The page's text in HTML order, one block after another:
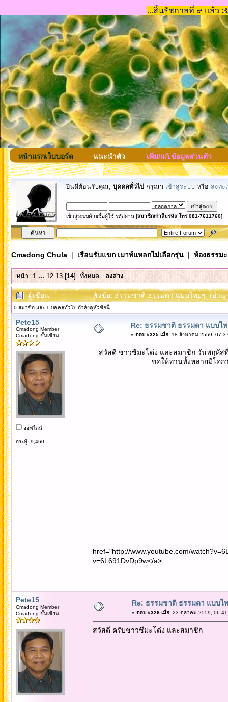
หน้าแรกเว็บบอร์ด แนะนำตัว เพิ่ม/แก้.ข้อมูลส่วนตัว
ยินดีต้อนรับคุณ, บุคคลทั่วไป กรุณา เข้าสู่ระบบ หรือ ลงทะ
เข้าสู่ระบบด้วยชื่อผู้ใช้ รหัสผ่าน [สมาชิกเก่าลืมรหัส โทร 081-7611760]
Cmadong Chula| เรือนรับแขก เมาท์แหลกไม่เลือกรุ่น| ห้องธรรม
หน้า:1 ... 12 13[14] ทั้งหมด ลงล่าง
ผู้เขียน หัวข้อ: ธรรมชาติ ธรรมดา แบบไทยๆ (อ่าน
0 สมาชิก และ 1 บุคคลทั่วไป กำลังดูหัวข้อนี้
Pete15
Cmadong Member
Cmadong ชั้นเซียน
ออฟไลน์
กระทู้: 9,460
Re: ธรรมชาติ ธรรมดา แบบไ
« ตอบ #325 เมื่อ:18 สิงหาคม 2559,
สวัสดี ชาวซีมะโด่ง และสมาชิก วันพฤหัส
ขอให้ท่านทั้งหลายมีโอกาส ได้ศึ
href="http://www.youtube.com/
v=6L691DvDp9w</a>
Pete15
Cmadong Member
Cmadong ชั้นเซียน
Re: ธรรมชาติ ธรรมดา แบบไ
« ตอบ #326 เมื่อ:23 ตุลาคม 2559,
สวัสดี ครับชาวซีมะโด่ง และสมาชิก